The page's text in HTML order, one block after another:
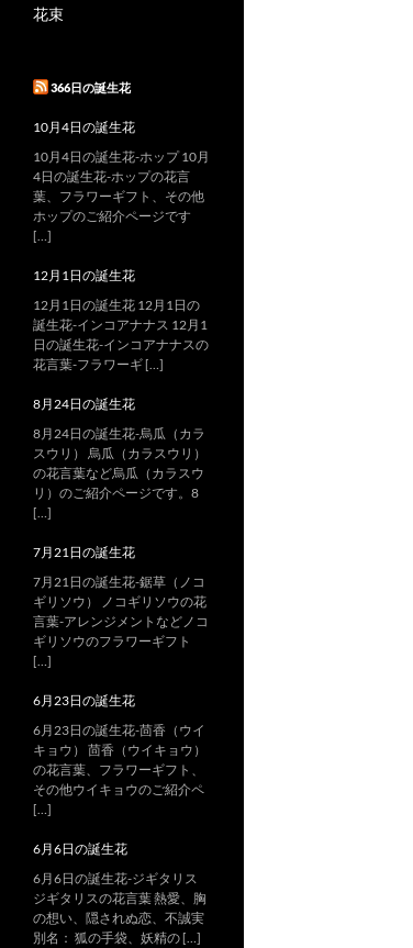
花束
366日の誕生花
10月4日の誕生花
10月4日の誕生花-ホップ 10月
4日の誕生花-ホップの花言
葉、フラワーギフト、その他
ホップのご紹介ページです
[…]
12月1日の誕生花
12月1日の誕生花 12月1日の
誕生花-インコアナナス 12月1
日の誕生花-インコアナナスの
花言葉-フラワーギ […]
8月24日の誕生花
8月24日の誕生花-烏瓜（カラ
スウリ） 烏瓜（カラスウリ）
の花言葉など烏瓜（カラスウ
リ）のご紹介ページです。8
[…]
7月21日の誕生花
7月21日の誕生花-鋸草（ノコ
ギリソウ） ノコギリソウの花
言葉-アレンジメントなどノコ
ギリソウのフラワーギフト
[…]
6月23日の誕生花
6月23日の誕生花-茴香（ウイ
キョウ） 茴香（ウイキョウ）
の花言葉、フラワーギフト、
その他ウイキョウのご紹介ペ
[…]
6月6日の誕生花
6月6日の誕生花-ジギタリス
ジギタリスの花言葉 熱愛、胸
の想い、隠されぬ恋、不誠実
別名： 狐の手袋、妖精の […]